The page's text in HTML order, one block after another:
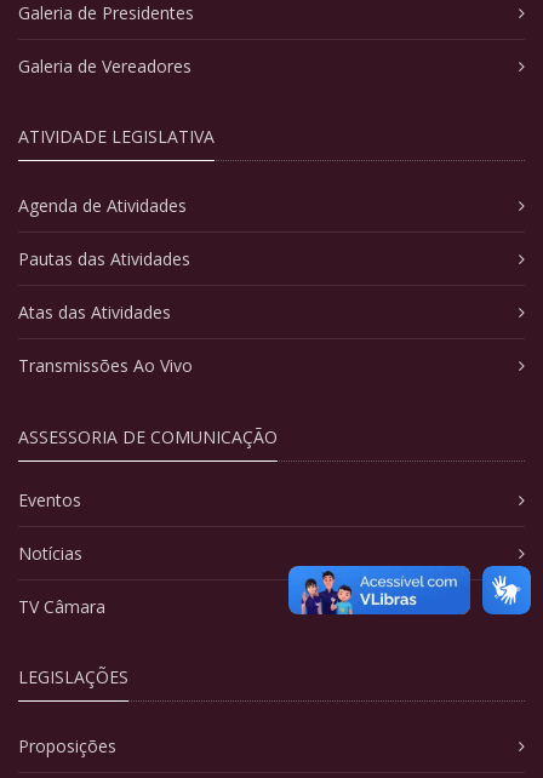
Galeria de Presidentes
Galeria de Vereadores
ATIVIDADE LEGISLATIVA
Agenda de Atividades
Pautas das Atividades
Atas das Atividades
Transmissões Ao Vivo
ASSESSORIA DE COMUNICAÇÃO
Eventos
Notícias
TV Câmara
LEGISLAÇÕES
Proposições